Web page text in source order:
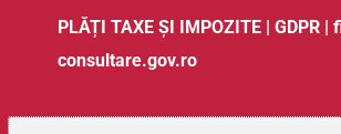
PLĂȚI TAXE ȘI IMPOZITE |GDPR |
consultare.gov.ro